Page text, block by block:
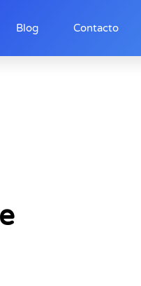
Blog Contacto